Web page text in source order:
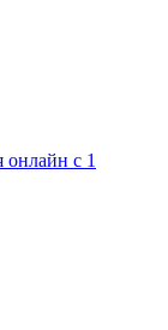
онлайн с 1